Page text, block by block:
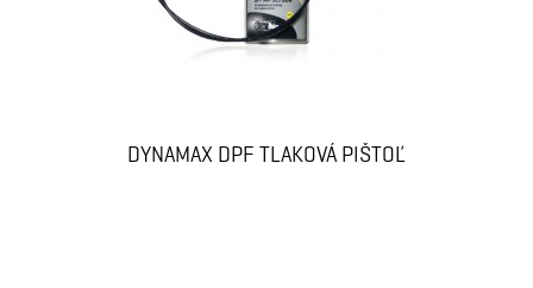
DYNAMAX DPF TLAKOVÁ PIŠTOĽ